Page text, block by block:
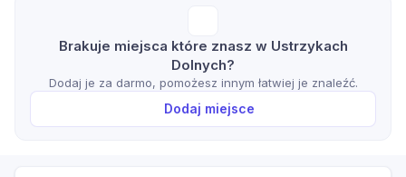
Brakuje miejsca które znasz w Ustrzykach
Dolnych?
Dodaj je za darmo, pomożesz innym łatwiej je znaleźć.
Dodaj miejsce